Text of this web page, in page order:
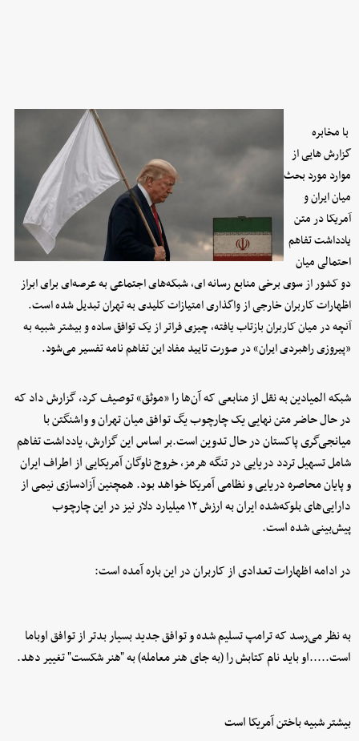
با مخابره
گزارش هایی از
موارد مورد بحث
میان ایران و
آمریکا در متن
یادداشت تفاهم
احتمالی میان
دو کشور از سوی برخی منابع رسانه ای،‌ شبکه‌های اجتماعی به عرصه‌ای برای ابراز
اظهارات کاربران خارجی از واگذاری امتیازات کلیدی به تهران تبدیل شده است.
آنچه در میان کاربران بازتاب یافته، چیزی فراتر از یک توافق ساده و بیشتر شبیه به
«پیروزی راهبردی ایران» در صورت تایید مفاد این تفاهم نامه تفسیر می‌شود.
شبکه المیادین به نقل از منابعی که آن‌ها را «موثق» توصیف کرد، گزارش داد که
در حال حاضر متن نهایی یک چارچوب یگ توافق میان تهران و واشنگتن با
میانجی‌گری پاکستان در حال تدوین است.بر اساس این گزارش، یادداشت تفاهم
شامل تسهیل تردد دریایی در تنگه هرمز، خروج ناوگان آمریکایی از اطراف ایران
و پایان محاصره دریایی و نظامی آمریکا خواهد بود. همچنین آزادسازی نیمی از
دارایی‌های بلوکه‌شده ایران به ارزش ۱۲ میلیارد دلار نیز در این چارچوب
پیش‌بینی شده است.
در ادامه اظهارات تعدادی از کاربران در این باره آمده است:‌
به نظر می‌رسد که ترامپ تسلیم شده و توافق جدید بسیار بدتر از توافق اوباما
است.....او باید نام کتابش را (به جای هنر معامله) به "هنر شکست" تغییر دهد.
بیشتر شبیه باختن آمریکا است